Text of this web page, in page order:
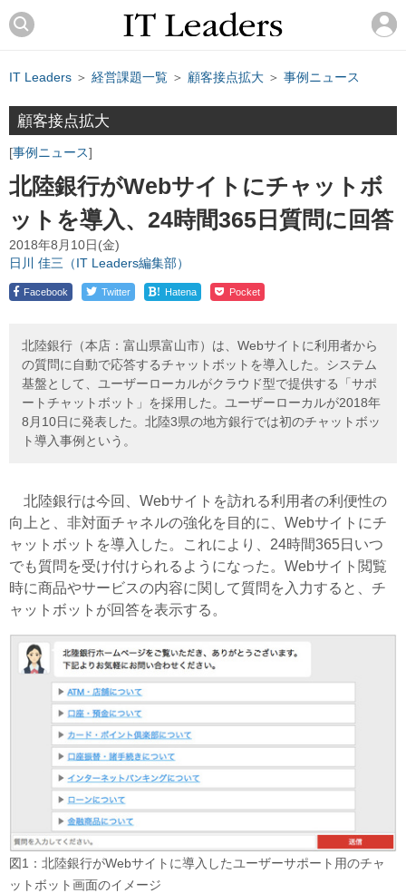
IT Leaders ＞ 経営課題一覧 ＞ 顧客接点拡大 ＞ 事例ニュース
顧客接点拡大
事例ニュース
北陸銀行がWebサイトにチャットボ
ットを導入、24時間365日質問に回答
2018年8月10日(金)
日川 佳三（IT Leaders編集部）
Facebook Twitter ! Hatena Pocket
北陸銀行（本店：富山県富山市）は、Webサイトに利用者から
の質問に自動で応答するチャットボットを導入した。システム
基盤として、ユーザーローカルがクラウド型で提供する「サポ
ートチャットボット」を採用した。ユーザーローカルが2018年
8月10日に発表した。北陸3県の地方銀行では初のチャットボッ
ト導入事例という。
北陸銀行は今回、Webサイトを訪れる利用者の利便性の
向上と、非対面チャネルの強化を目的に、Webサイトにチ
ャットボットを導入した。これにより、24時間365日いつ
でも質問を受け付けられるようになった。Webサイト閲覧
時に商品やサービスの内容に関して質問を入力すると、チ
ャットボットが回答を表示する。
図1：北陸銀行がWebサイトに導入したユーザーサポート用のチャ
ットボット画面のイメージ